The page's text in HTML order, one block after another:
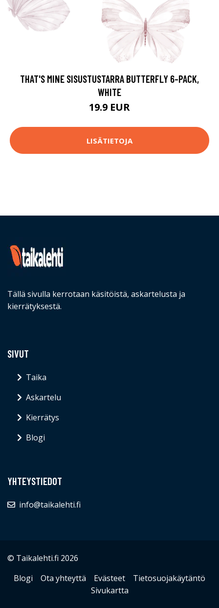
THAT'S MINE SISUSTUSTARRA BUTTERFLY 6-PACK,
WHITE
19.9 EUR
LISÄTIETOJA
Tällä sivulla kerrotaan käsitöistä, askartelusta ja
kierrätyksestä.
SIVUT
Taika
Askartelu
Kierrätys
Blogi
YHTEYSTIEDOT
info@taikalehti.fi
© Taikalehti.fi 2026
Blogi
Ota yhteyttä Evästeet
Tietosuojakäytäntö
Sivukartta